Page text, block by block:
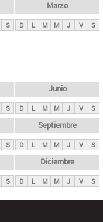
S
Marzo
D L M M J V S
S
Junio
D L M M J V S
S
Septiembre
D L M M J V S
S
Diciembre
D L M M J V S